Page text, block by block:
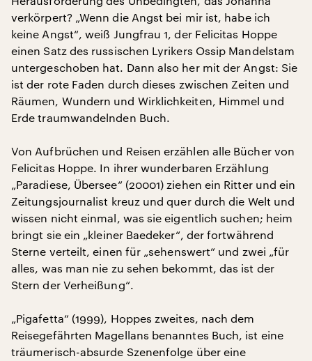
verkörpert? „Wenn die Angst bei mir ist, habe ich
keine Angst“, weiß Jungfrau 1, der Felicitas Hoppe
einen Satz des russischen Lyrikers Ossip Mandelstam
untergeschoben hat. Dann also her mit der Angst: Sie
ist der rote Faden durch dieses zwischen Zeiten und
Räumen, Wundern und Wirklichkeiten, Himmel und
Erde traumwandelnden Buch.
Von Aufbrüchen und Reisen erzählen alle Bücher von
Felicitas Hoppe. In ihrer wunderbaren Erzählung
„Paradiese, Übersee“ (20001) ziehen ein Ritter und ein
Zeitungsjournalist kreuz und quer durch die Welt und
wissen nicht einmal, was sie eigentlich suchen; heim
bringt sie ein „kleiner Baedeker“, der fortwährend
Sterne verteilt, einen für „sehenswert“ und zwei „für
alles, was man nie zu sehen bekommt, das ist der
Stern der Verheißung“.
„Pigafetta“ (1999), Hoppes zweites, nach dem
Reisegefährten Magellans benanntes Buch, ist eine
träumerisch-absurde Szenenfolge über eine